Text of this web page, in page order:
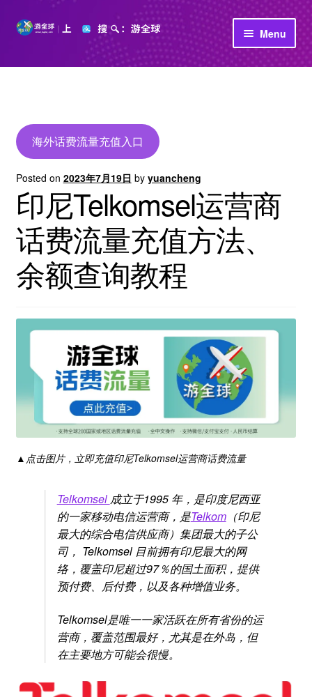
Skip
Skip
Menu
首页
公司介绍
海外话费流量充值入口
Posted on 2023年7月19日 by yuancheng
印尼Telkomsel运营商
话费流量充值方法、
余额查询教程
▲点击图片，立即充值印尼Telkomsel运营商话费流量
Telkomsel 成立于1995 年，是印度尼西亚
的一家移动电信运营商，是Telkom（印尼
最大的综合电信供应商）集团最大的子公
司， Telkomsel 目前拥有印尼最大的网
络，覆盖印尼超过97％的国土面积，提供
预付费、后付费，以及各种增值业务。
Telkomsel是唯一一家活跃在所有省份的运
营商，覆盖范围最好，尤其是在外岛，但
在主要地方可能会很慢。